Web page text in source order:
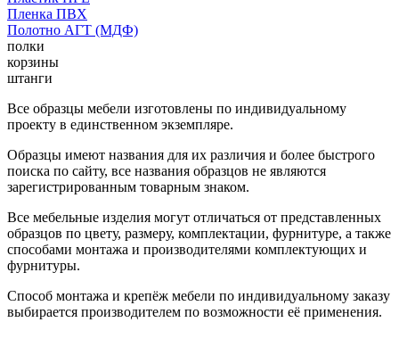
Пленка ПВХ
Полотно АГТ (МДФ)
полки
корзины
штанги
Все образцы мебели изготовлены по индивидуальному
проекту в единственном экземпляре.
Образцы имеют названия для их различия и более быстрого
поиска по сайту, все названия образцов не являются
зарегистрированным товарным знаком.
Все мебельные изделия могут отличаться от представленных
образцов по цвету, размеру, комплектации, фурнитуре, а также
способами монтажа и производителями комплектующих и
фурнитуры.
Способ монтажа и крепёж мебели по индивидуальному заказу
выбирается производителем по возможности её применения.